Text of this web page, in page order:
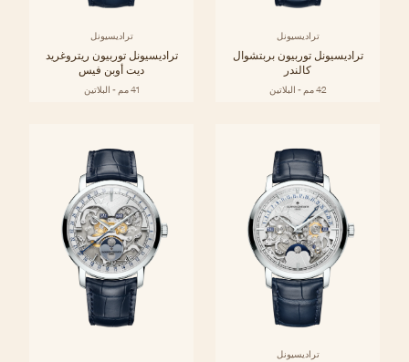
تراديسيونل
تراديسيونل توربيون بربتشوال
كالندر
42 مم - البلاتين
تراديسيونل
تراديسيونل توربيون ريتروغريد
ديت أوبن فيس
41 مم - البلاتين
تراديسيونل